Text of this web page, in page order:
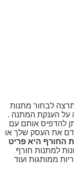
לבחור מתנות
על הענקת המתנה .
להדפיס אותם עם
את העסק שלך או
החורף היא פריט
למתנות חורף
ממותגות ועוד